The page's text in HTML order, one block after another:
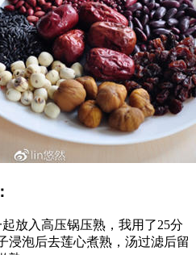
放入高压锅压熟，我用了25分
浸泡后去莲心煮熟，汤过滤后留